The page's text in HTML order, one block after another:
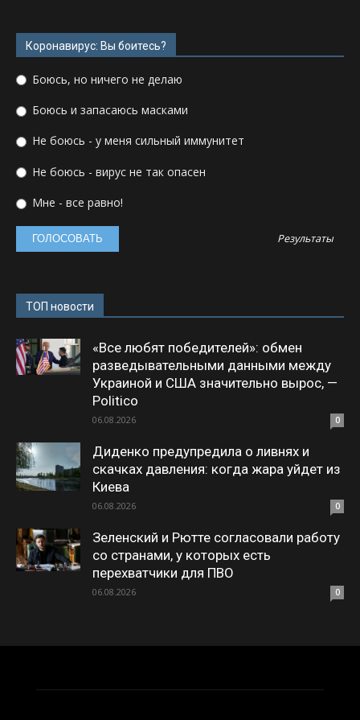
Коронавирус: Вы боитесь?
Боюсь, но ничего не делаю
Боюсь и запасаюсь масками
Не боюсь - у меня сильный иммунитет
Не боюсь - вирус не так опасен
Мне - все равно!
Результаты
ТОП новости
«Все любят победителей»: обмен
разведывательными данными между
Украиной и США значительно вырос, —
Politico
06.08.2026 0
Диденко предупредила о ливнях и
скачках давления: когда жара уйдет из
Киева
06.08.2026 0
Зеленский и Рютте согласовали работу
со странами, у которых есть
перехватчики для ПВО
06.08.2026 0